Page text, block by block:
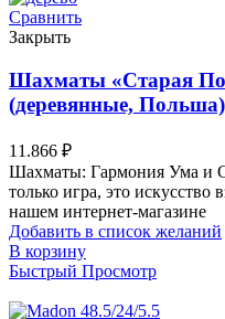
Сравнить
Закрыть
Шахматы «Старая
(деревянные, Польша)
11.866 ₽
Шахматы: Гармония Ума и
только игра, это искусство
нашем интернет-магазине
Добавить в список желаний
В корзину
Быстрый Просмотр